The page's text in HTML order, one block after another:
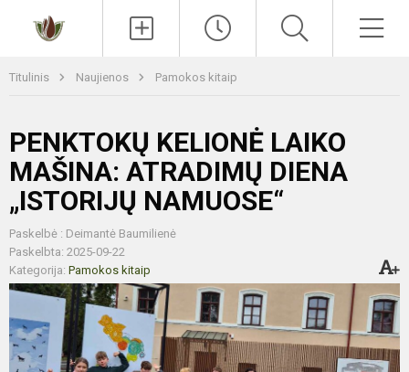
Titulinis Naujienos Pamokos kitaip
PENKTOKŲ KELIONĖ LAIKO
MAŠINA: ATRADIMŲ DIENA
„ISTORIJŲ NAMUOSE“
Paskelbė : Deimantė Baumilienė
Paskelbta: 2025-09-22
Kategorija: Pamokos kitaip